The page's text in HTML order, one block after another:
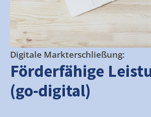
Digitale Markterschließung:
Förderfähige
(go-digital)